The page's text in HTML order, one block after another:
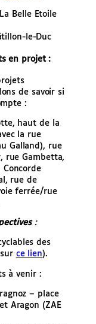
Belle Etoile
le-Duc
en projet :
de savoir si
:
haut de la
la rue
Galland), rue
rue Gambetta,
rue de
ferrée/rue
:
des
ce lien).
à venir :
– place
Aragon (ZAE